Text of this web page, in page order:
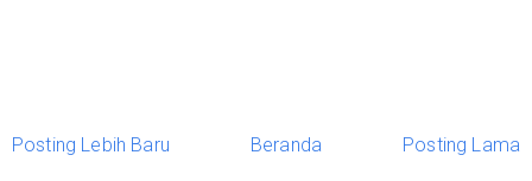
Posting Lebih Baru Beranda Posting Lama